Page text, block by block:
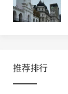
推荐排行